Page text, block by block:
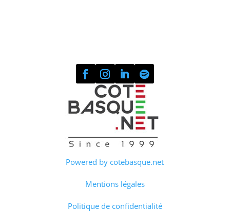
Powered by cotebasque.net
Mentions légales
Politique de confidentialité